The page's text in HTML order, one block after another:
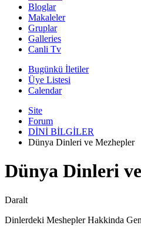
Bloglar
Makaleler
Gruplar
Galleries
Canli Tv
Bugünkü İletiler
Üye Listesi
Calendar
Site
Forum
DİNİ BİLGİLER
Dünya Dinleri ve Mezhepler
Dünya Dinleri
Daralt
Dinlerdeki Meshepler Hakkinda